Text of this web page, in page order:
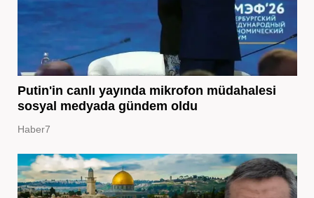
Putin'in canlı yayında mikrofon müdahalesi
sosyal medyada gündem oldu
Haber7